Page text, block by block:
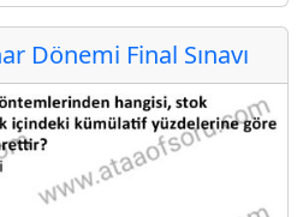
Dönemi Final Sınavı